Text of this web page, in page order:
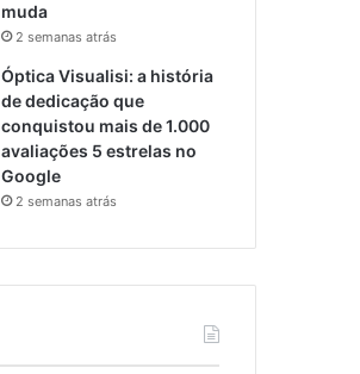
muda
2 semanas atrás
Óptica Visualisi: a história
de dedicação que
conquistou mais de 1.000
avaliações 5 estrelas no
Google
2 semanas atrás